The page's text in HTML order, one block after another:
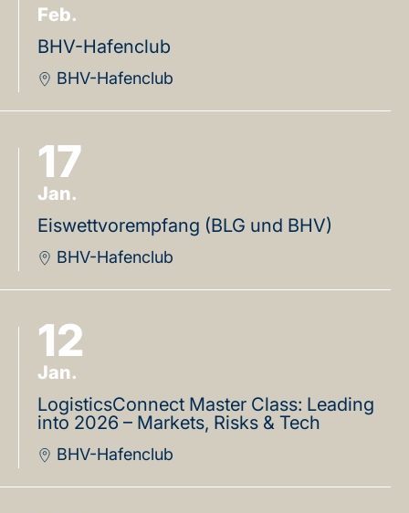
Feb.
BHV-Hafenclub
BHV-Hafenclub
17
Jan.
Eiswettvorempfang (BLG und BHV)
BHV-Hafenclub
12
Jan.
LogisticsConnect Master Class: Leading
into 2026 – Markets, Risks & Tech
BHV-Hafenclub